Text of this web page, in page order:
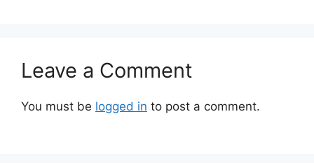
Leave a Comment
You must be logged in to post a comment.